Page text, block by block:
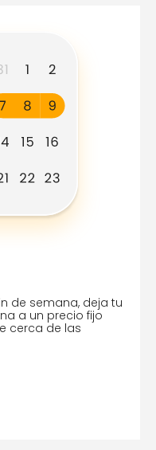
de semana, deja tu
a un precio fijo
cerca de las